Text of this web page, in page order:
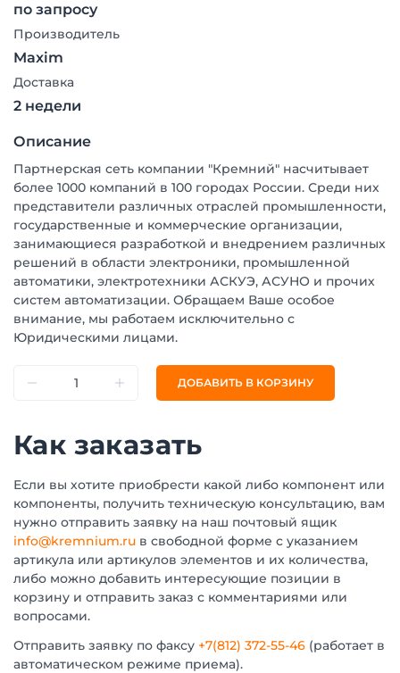
по запросу
Производитель
Maxim
Доставка
2 недели
Описание
Партнерская сеть компании "Кремний" насчитывает
более 1000 компаний в 100 городах России. Среди них
представители различных отраслей промышленности,
государственные и коммерческие организации,
занимающиеся разработкой и внедрением различных
решений в области электроники, промышленной
автоматики, электротехники АСКУЭ, АСУНО и прочих
систем автоматизации. Обращаем Ваше особое
внимание, мы работаем исключительно с
Юридическими лицами.
ДОБАВИТЬ В КОРЗИНУ
Как заказать
Если вы хотите приобрести какой либо компонент или
компоненты, получить техническую консультацию, вам
нужно отправить заявку на наш почтовый ящик
info@kremnium.ru в свободной форме с указанием
артикула или артикулов элементов и их количества,
либо можно добавить интересующие позиции в
корзину и отправить заказ с комментариями или
вопросами.
Отправить заявку по факсу +7(812) 372-55-46 (работает в
автоматическом режиме приема).